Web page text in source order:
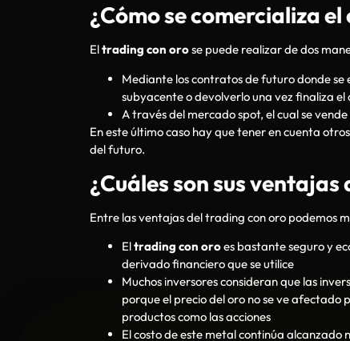
¿Cómo se comercializa
Eltrading con orose puede realizar de dos
Mediante los contratos de futuro donde
subyacente o devolverlo una vez finaliza
A través del mercado spot, el cual se
En este último caso hay que tener en cuenta
del futuro.
¿Cuáles son sus
Entre las ventajas del trading con oro podemos
Eltrading con oroes bastante seguro y
derivado financiero que se utilice
Muchos inversores consideran que las
porque el precio del oro no se ve afectado
productos como las acciones
El costo de este metal continúa alcanzado